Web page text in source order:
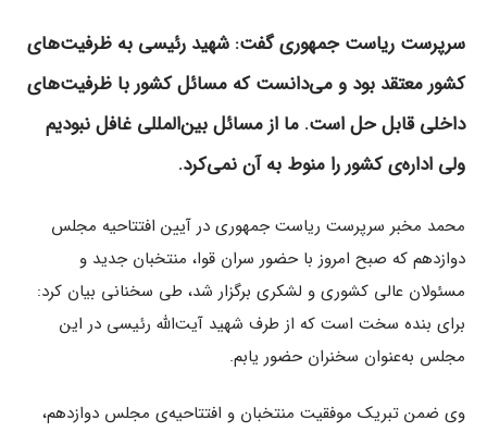
سرپرست ریاست جمهوری گفت: شهید رئیسی به ظرفیت‌های
کشور معتقد بود و می‌دانست که مسائل کشور با ظرفیت‌های
داخلی قابل حل است. ما از مسائل بین‌المللی غافل نبودیم
ولی اداره‌ی کشور را منوط به آن نمی‌کرد.
محمد مخبر سرپرست ریاست جمهوری در آیین افتتاحیه مجلس
دوازدهم که صبح امروز با حضور سران قوا، منتخبان جدید و
مسئولان عالی کشوری و لشکری برگزار شد، طی سخنانی بیان کرد:
برای بنده سخت است که از طرف شهید آیت‌الله رئیسی در این
مجلس به‌عنوان سخنران حضور یابم.
وی ضمن تبریک موفقیت منتخبان و افتتاحیه‌ی مجلس دوازدهم،